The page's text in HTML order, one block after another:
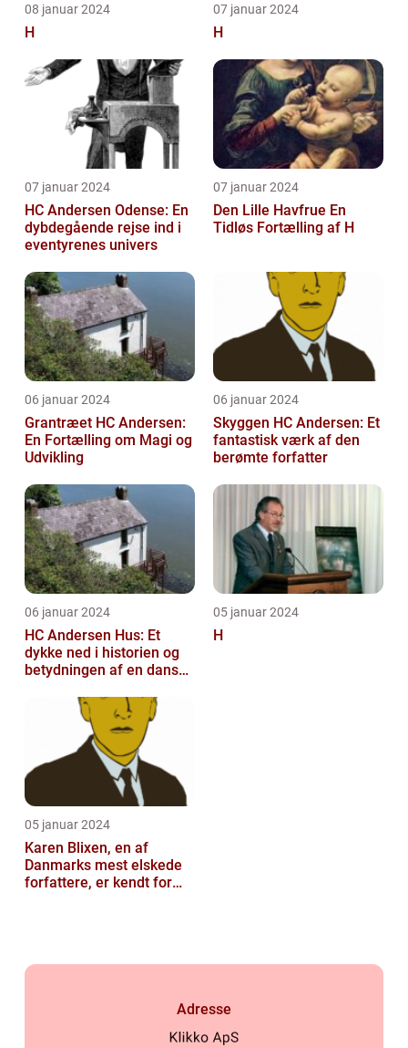
08 januar 2024
H
07 januar 2024
H
07 januar 2024
HC Andersen Odense: En
dybdegående rejse ind i
eventyrenes univers
07 januar 2024
Den Lille Havfrue En
Tidløs Fortælling af H
06 januar 2024
Grantræet HC Andersen:
En Fortælling om Magi og
Udvikling
06 januar 2024
Skyggen HC Andersen: Et
fantastisk værk af den
berømte forfatter
06 januar 2024
HC Andersen Hus: Et
dykke ned i historien og
betydningen af en dansk
05 januar 2024
H
05 januar 2024
Karen Blixen, en af
Danmarks mest elskede
forfattere, er kendt for
Adresse